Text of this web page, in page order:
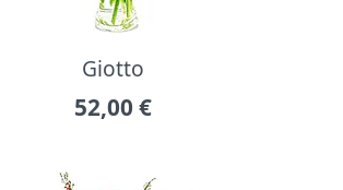
Giotto
52,00 €